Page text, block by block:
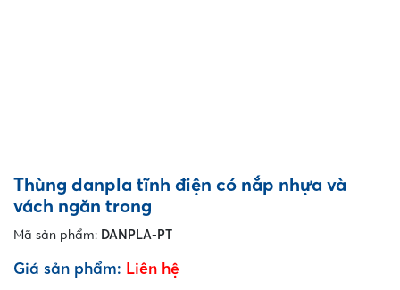
Thùng danpla tĩnh điện có nắp nhựa và
vách ngăn trong
Mã sản phẩm: DANPLA-PT
Giá sản phẩm: Liên hệ